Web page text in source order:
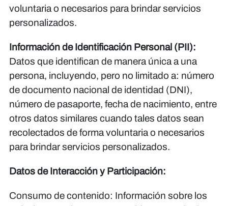
voluntaria o necesarios para brindar servicios
personalizados.
Información de Identificación Personal (PII):
Datos que identifican de manera única a una
persona, incluyendo, pero no limitado a: número
de documento nacional de identidad (DNI),
número de pasaporte, fecha de nacimiento, entre
otros datos similares cuando tales datos sean
recolectados de forma voluntaria o necesarios
para brindar servicios personalizados.
Datos de Interacción y Participación:
Consumo de contenido: Información sobre los